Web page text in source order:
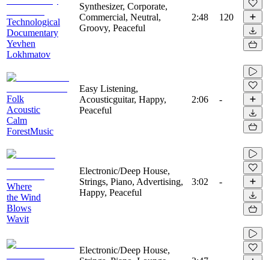
Technological
Documentary
Yevhen
Lokhmatov
Synthesizer, Corporate,
Commercial, Neutral,
Groovy, Peaceful
2:48 120
Folk
Acoustic
Calm
ForestMusic
Easy Listening,
Acousticguitar, Happy,
Peaceful
2:06 -
Where
the Wind
Blows
Wavit
Electronic/Deep House,
Strings, Piano, Advertising,
Happy, Peaceful
3:02 -
Electronic/Deep House,